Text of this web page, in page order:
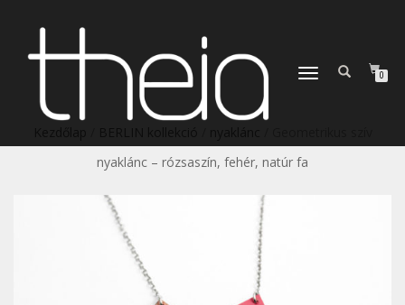
TOGGLE
0
nyaklánc – rózsaszín, fehér, natúr fa